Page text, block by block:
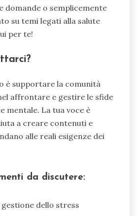
domande o semplicemente
su temi legati alla salute
per te!
è supportare la comunità
affrontare e gestire le sfide
mentale. La tua voce è
a creare contenuti e
alle reali esigenze dei
da discutere:
dello stress